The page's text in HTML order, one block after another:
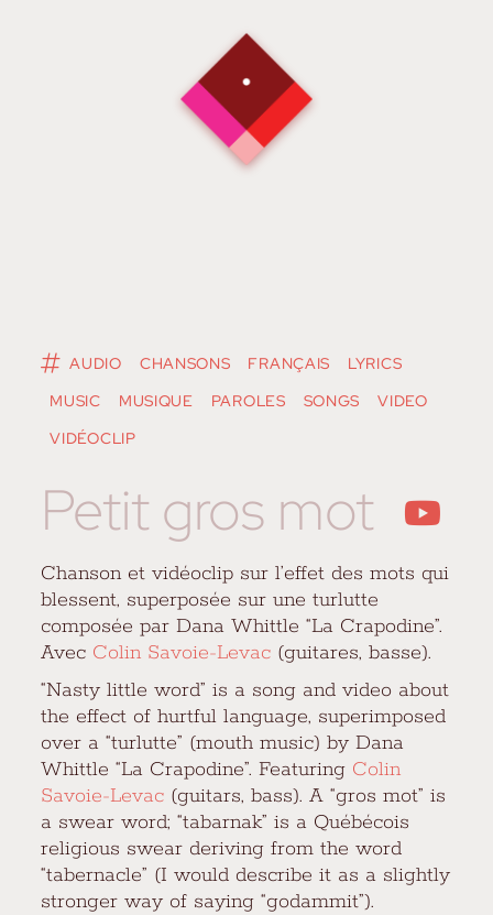
AUDIO CHANSONS FRANÇAIS
LYRICS
MUSIC
MUSIQUE PAROLES SONGS
VIDEO
VIDÉOCLIP
Petit gros mot
Chanson et vidéoclip sur l’effet des mots qui
blessent, superposée sur une turlutte
composée par Dana Whittle “La Crapodine”.
Avec Colin Savoie-Levac (guitares, basse).
“Nasty little word” is a song and video about
the effect of hurtful language, superimposed
over a “turlutte” (mouth music) by Dana
Whittle “La Crapodine”. Featuring Colin
Savoie-Levac (guitars, bass). A “gros mot” is
a swear word; “tabarnak” is a Québécois
religious swear deriving from the word
“tabernacle” (I would describe it as a slightly
stronger way of saying “godammit”).